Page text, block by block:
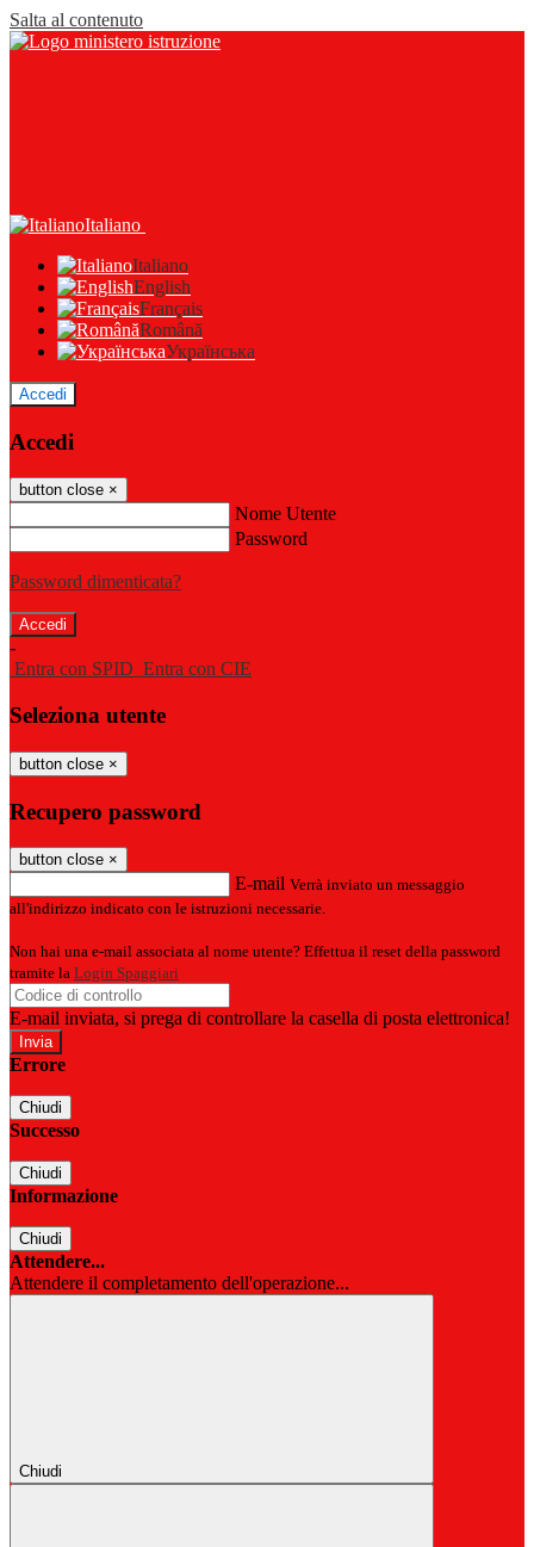
Salta al contenuto
Italiano
Italiano
English
Français
Română
Українська
Accedi
Accedi
button close ×
Nome Utente
Password
Password dimenticata?
-
Entra con SPID Entra con CIE
Seleziona utente
button close ×
Recupero password
button close ×
E-mail Verrà inviato un messaggio
all'indirizzo indicato con le istruzioni necessarie.
Non hai una e-mail associata al nome utente? Effettua il reset della password
tramite la Login Spaggiari
E-mail inviata, si prega di controllare la casella di posta elettronica!
Errore
Chiudi
Successo
Chiudi
Informazione
Chiudi
Attendere...
Attendere il completamento dell'operazione...
Chiudi